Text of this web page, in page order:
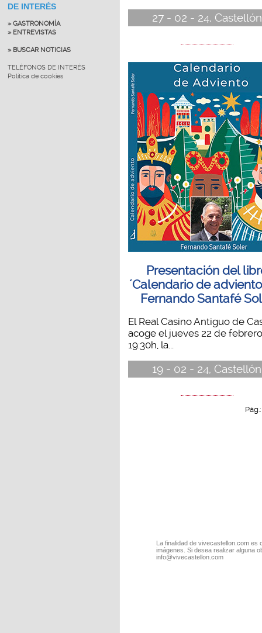
DE INTERÉS
» GASTRONOMÍA
» ENTREVISTAS
» BUSCAR NOTICIAS
TELÉFONOS DE INTERÉS
Política de cookies
27 - 02 - 24, Castellón
Presentación del
´Calendario de
Fernando Santafé
El Real Casino Antiguo de
acoge el jueves 22 de
19:30h, la...
19 - 02 - 24, Castellón
La finalidad de vivecastellon.com
imágenes. Si desea realizar alguna
info@vivecastellon.com